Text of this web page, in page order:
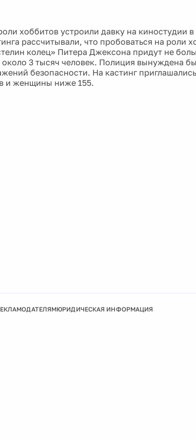
хоббитов устроили давку на киностудии
рассчитывали, что пробоваться на роли
колец» Питера Джексона придут не
около 3 тысяч человек. Полиция вынуждена
безопасности. На кастинг
и женщины ниже 155.
ЮРИДИЧЕСКАЯ ИНФОРМАЦИЯ